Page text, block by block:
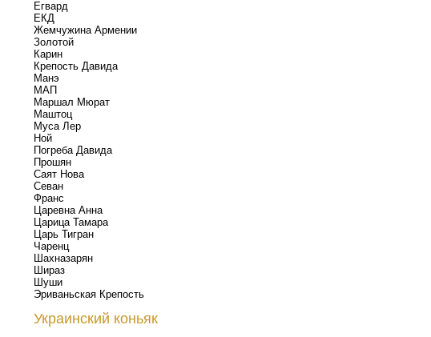
Егвард
ЕКД
Жемчужина Армении
Золотой
Карин
Крепость Давида
Манэ
МАП
Маршал Мюрат
Маштоц
Муса Лер
Ной
Погреба Давида
Прошян
Саят Нова
Севан
Франс
Царевна Анна
Царица Тамара
Царь Тигран
Чаренц
Шахназарян
Шираз
Шуши
Эриваньская Крепость
Украинский коньяк